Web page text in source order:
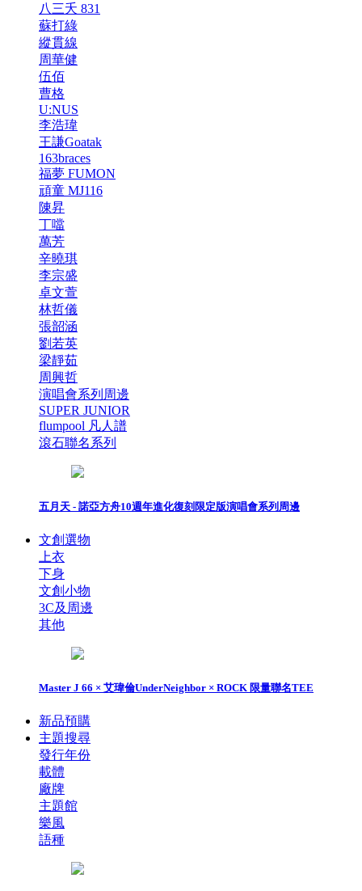
八三夭 831
蘇打綠
縱貫線
周華健
伍佰
曹格
U:NUS
李浩瑋
王謙Goatak
163braces
福夢 FUMON
頑童 MJ116
陳昇
丁噹
萬芳
辛曉琪
李宗盛
卓文萱
林哲儀
張韶涵
劉若英
梁靜茹
周興哲
演唱會系列周邊
SUPER JUNIOR
flumpool 凡人譜
滾石聯名系列
五月天 - 諾亞方舟10週年進化復刻限定版演唱會系列周邊
文創選物
上衣
下身
文創小物
3C及周邊
其他
Master J 66 × 艾瑋倫UnderNeighbor × ROCK 限量聯名TEE
新品預購
主題搜尋
發行年份
載體
廠牌
主題館
樂風
語種